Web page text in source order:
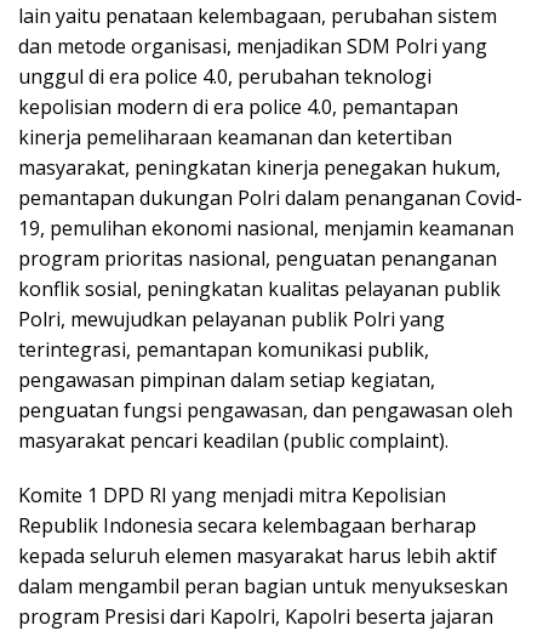
lain yaitu penataan kelembagaan, perubahan sistem
dan metode organisasi, menjadikan SDM Polri yang
unggul di era police 4.0, perubahan teknologi
kepolisian modern di era police 4.0, pemantapan
kinerja pemeliharaan keamanan dan ketertiban
masyarakat, peningkatan kinerja penegakan hukum,
pemantapan dukungan Polri dalam penanganan Covid-
19, pemulihan ekonomi nasional, menjamin keamanan
program prioritas nasional, penguatan penanganan
konflik sosial, peningkatan kualitas pelayanan publik
Polri, mewujudkan pelayanan publik Polri yang
terintegrasi, pemantapan komunikasi publik,
pengawasan pimpinan dalam setiap kegiatan,
penguatan fungsi pengawasan, dan pengawasan oleh
masyarakat pencari keadilan (public complaint).
Komite 1 DPD RI yang menjadi mitra Kepolisian
Republik Indonesia secara kelembagaan berharap
kepada seluruh elemen masyarakat harus lebih aktif
dalam mengambil peran bagian untuk menyukseskan
program Presisi dari Kapolri, Kapolri beserta jajaran